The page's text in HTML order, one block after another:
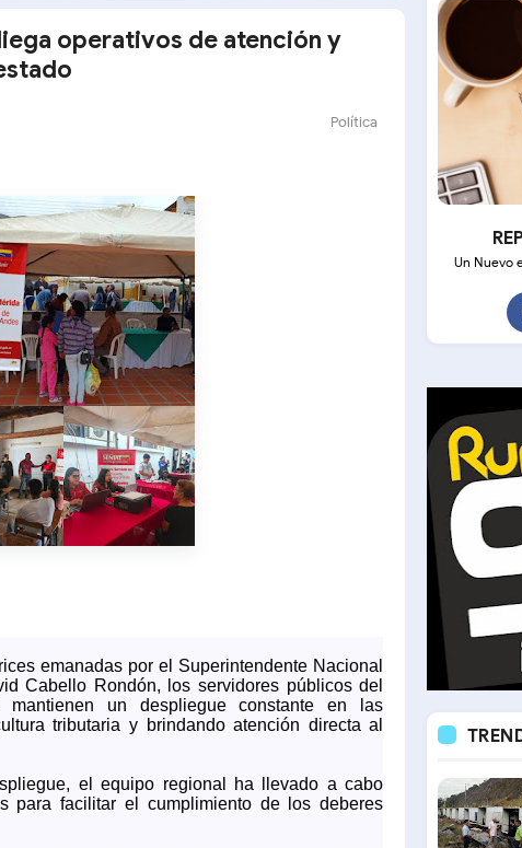
operativos de atención y
Política
emanadas por el Superintendente Nacional
Cabello Rondón, los servidores públicos del
un despliegue constante en las
tributaria y brindando atención directa al
el equipo regional ha llevado a cabo
para facilitar el cumplimiento de los deberes
Un Nuevo